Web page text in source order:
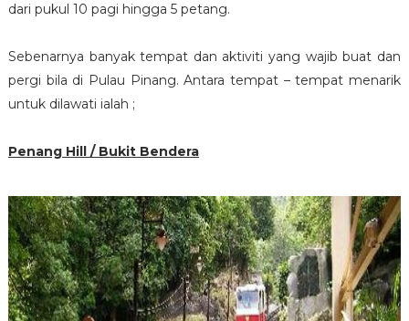
dari pukul 10 pagi hingga 5 petang.
Sebenarnya banyak tempat dan aktiviti yang wajib buat dan
pergi bila di Pulau Pinang. Antara tempat – tempat menarik
untuk dilawati ialah ;
Penang Hill / Bukit Bendera